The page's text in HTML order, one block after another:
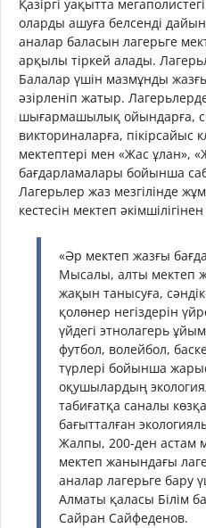
Қазіргі уақытта
оларды ашуға белсенді
аналар баласын лагерьге
арқылы тіркей алады.
Балалар үшін мазмұнды
әзірленіп жатыр.
шығармашылық ойындарға,
викториналарға, пікірсайыс
мектептері мен «Жас ұлан»,
бағдарламалары бойынша
Лагерьлер жаз мезгілінде
кестесін мектеп
«Әр мектеп жазғы
Мысалы, алты мектеп
жақын танысуға,
қолөнер негіздерін
үйдегі этнолагерь
футбол, волейбол,
түрлері бойынша
оқушылардың
табиғатқа саналы
бағытталған
Жалпы, 200-ден астам
мектеп жанындағы
аналар лагерьге бару
Алматы қаласы Білім
Сайран Сайфеденов.